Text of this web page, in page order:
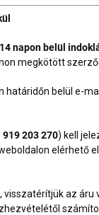
14 napon belül
megkötött
határidőn belül e-
919 203 270) kell
elérhető
visszatérítjük az áru